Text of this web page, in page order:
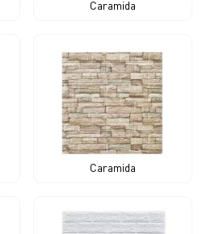
Caramida
Caramida